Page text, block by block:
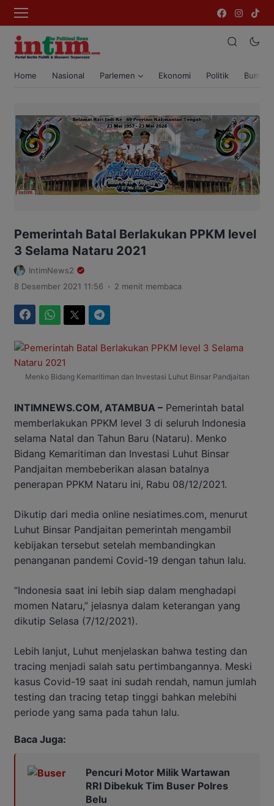
Home Nasional Parlemen Ekonomi Politik Bumi
Pemerintah Batal Berlakukan PPKM level
3 Selama Nataru 2021
IntimNews2
8 Desember 2021 11:56 . 2 menit membaca
Menko Bidang Kemaritiman dan Investasi Luhut Binsar Pandjaitan
INTIMNEWS.COM, ATAMBUA – Pemerintah batal
memberlakukan PPKM level 3 di seluruh Indonesia
selama Natal dan Tahun Baru (Nataru). Menko
Bidang Kemaritiman dan Investasi Luhut Binsar
Pandjaitan membeberikan alasan batalnya
penerapan PPKM Nataru ini, Rabu 08/12/2021.
Dikutip dari media online nesiatimes.com, menurut
Luhut Binsar Pandjaitan pemerintah mengambil
kebijakan tersebut setelah membandingkan
penanganan pandemi Covid-19 dengan tahun lalu.
“Indonesia saat ini lebih siap dalam menghadapi
momen Nataru,” jelasnya dalam keterangan yang
dikutip Selasa (7/12/2021).
Lebih lanjut, Luhut menjelaskan bahwa testing dan
tracing menjadi salah satu pertimbangannya. Meski
kasus Covid-19 saat ini sudah rendah, namun jumlah
testing dan tracing tetap tinggi bahkan melebihi
periode yang sama pada tahun lalu.
Baca Juga:
Pencuri Motor Milik Wartawan
RRI Dibekuk Tim Buser Polres
Belu